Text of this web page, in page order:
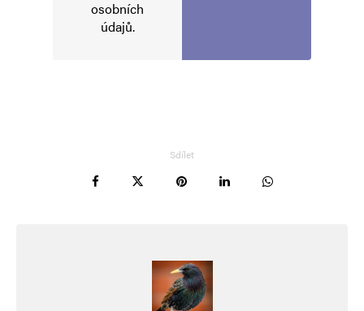
Napsat komentář
osobních
údajů.
Sdílet